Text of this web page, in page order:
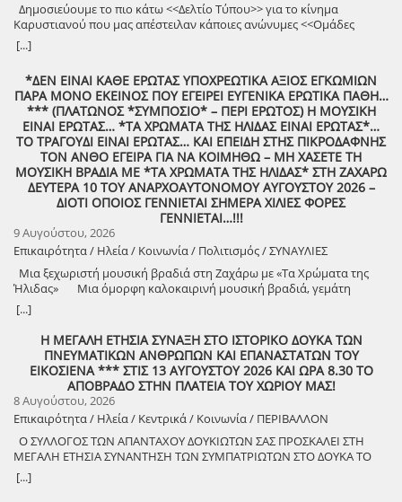
Δημοσιεύουμε το πιο κάτω <<Δελτίο Τύπου>> για το κίνημα
Καρυστιανού που μας απέστειλαν κάποιες ανώνυμες <<Ομάδες
Πολιτών>>!
[...]
*ΔΕΝ ΕΙΝΑΙ ΚΑΘΕ ΕΡΩΤΑΣ ΥΠΟΧΡΕΩΤΙΚΑ ΑΞΙΟΣ ΕΓΚΩΜΙΩΝ
ΠΑΡΑ ΜΟΝΟ ΕΚΕΙΝΟΣ ΠΟΥ ΕΓΕΙΡΕΙ ΕΥΓΕΝΙΚΑ ΕΡΩΤΙΚΑ ΠΑΘΗ…
*** (ΠΛΑΤΩΝΟΣ *ΣΥΜΠΟΣΙΟ* – ΠΕΡΙ ΕΡΩΤΟΣ) Η ΜΟΥΣΙΚΗ
ΕΙΝΑΙ ΕΡΩΤΑΣ… *ΤΑ ΧΡΩΜΑΤΑ ΤΗΣ ΗΛΙΔΑΣ ΕΙΝΑΙ ΕΡΩΤΑΣ*…
ΤΟ ΤΡΑΓΟΥΔΙ ΕΙΝΑΙ ΕΡΩΤΑΣ… ΚΑΙ ΕΠΕΙΔΗ ΣΤΗΣ ΠΙΚΡΟΔΑΦΝΗΣ
ΤΟΝ ΑΝΘΟ ΕΓΕΙΡΑ ΓΙΑ ΝΑ ΚΟΙΜΗΘΩ – ΜΗ ΧΑΣΕΤΕ ΤΗ
ΜΟΥΣΙΚΗ ΒΡΑΔΙΑ ΜΕ *ΤΑ ΧΡΩΜΑΤΑ ΤΗΣ ΗΛΙΔΑΣ* ΣΤΗ ΖΑΧΑΡΩ
ΔΕΥΤΕΡΑ 10 ΤΟΥ ΑΝΑΡΧΟΑΥΤΟΝΟΜΟΥ ΑΥΓΟΥΣΤΟΥ 2026 –
ΔΙΟΤΙ ΟΠΟΙΟΣ ΓΕΝΝΙΕΤΑΙ ΣΗΜΕΡΑ ΧΙΛΙΕΣ ΦΟΡΕΣ
ΓΕΝΝΙΕΤΑΙ…!!!
9 Αυγούστου, 2026
Επικαιρότητα / Ηλεία / Κοινωνία / Πολιτισμός / ΣΥΝΑΥΛΙΕΣ
Μια ξεχωριστή μουσική βραδιά στη Ζαχάρω με «Τα Χρώματα της
Ήλιδας» Μια όμορφη καλοκαιρινή μουσική βραδιά, γεμάτη
μελωδίες, πολιτισμό και καλή διάθεση, διοργανώνει ο Δήμος
Ζαχάρως, στο πλαίσιο του Καλοκαιρινού Πολιτιστικού
Προγράμματος. Τη Δευτέρα 10 Αυγούστου, στις 21:30, το προαύλιο
του Γυμνασίου Ζαχάρως θα γεμίσει μουσική, καθώς η Ορχήστρα «Τα
Χρώματα της Ήλιδας» θα παρουσιάσει ένα ξεχωριστό μουσικό
πρόγραμμα. Μια βραδιά που έρχεται να ενώσει ανθρώπους
διαφορετικών ηλικιών μέσα από τη δύναμη της μουσικής και να
προσφέρει σε κατοίκους και επισκέπτες μια όμορφη καλοκαιρινή
έξοδο. Ο Δήμος Ζαχάρως συνεχίζει να επενδύει στον πολιτισμό και να
δημιουργεί αφορμές για συνάντηση, ψυχαγωγία και συμμετοχή.
Δευτέρα 10 Αυγούστου | 21:30 Προαύλιο Γυμνασίου Ζαχάρως
[...]
Η ΜΕΓΑΛΗ ΕΤΗΣΙΑ ΣΥΝΑΞΗ ΣΤΟ ΙΣΤΟΡΙΚΟ ΔΟΥΚΑ ΤΩΝ
ΠΝΕΥΜΑΤΙΚΩΝ ΑΝΘΡΩΠΩΝ ΚΑΙ ΕΠΑΝΑΣΤΑΤΩΝ ΤΟΥ
ΕΙΚΟΣΙΕΝΑ *** ΣΤΙΣ 13 ΑΥΓΟΥΣΤΟΥ 2026 ΚΑΙ ΩΡΑ 8.30 ΤΟ
ΑΠΟΒΡΑΔΟ ΣΤΗΝ ΠΛΑΤΕΙΑ ΤΟΥ ΧΩΡΙΟΥ ΜΑΣ!
8 Αυγούστου, 2026
Επικαιρότητα / Ηλεία / Κεντρικά / Κοινωνία / ΠΕΡΙΒΑΛΛΟΝ
Ο ΣΥΛΛΟΓΟΣ ΤΩΝ ΑΠΑΝΤΑΧΟΥ ΔΟΥΚΙΩΤΩΝ ΣΑΣ ΠΡΟΣΚΑΛΕΙ ΣΤΗ
ΜΕΓΑΛΗ ΕΤΗΣΙΑ ΣΥΝΑΝΤΗΣΗ ΤΩΝ ΣΥΜΠΑΤΡΙΩΤΩΝ ΣΤΟ ΔΟΥΚΑ ΤΟ
ΑΘΑΝΑΤΟ! Μεγάλη η χαρά η δική μας για το ριζιμιό μας και για
τον επαναστάτη πρόγονό μας που πολέμησε με το σπαθί στο χέρι
[...]